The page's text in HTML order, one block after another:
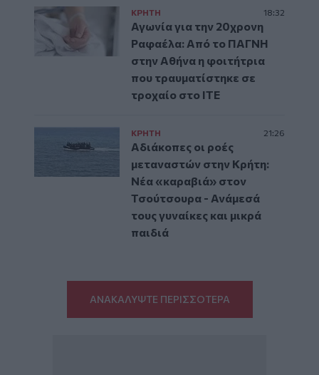
ΚΡΗΤΗ 18:32
Αγωνία για την 20χρονη
Ραφαέλα: Από το ΠΑΓΝΗ
στην Αθήνα η φοιτήτρια
που τραυματίστηκε σε
τροχαίο στο ΙΤΕ
ΚΡΗΤΗ 21:26
Αδιάκοπες οι ροές
μεταναστών στην Κρήτη:
Νέα «καραβιά» στον
Τσούτσουρα - Ανάμεσά
τους γυναίκες και μικρά
παιδιά
ΑΝΑΚΑΛΥΨΤΕ ΠΕΡΙΣΣΟΤΕΡΑ